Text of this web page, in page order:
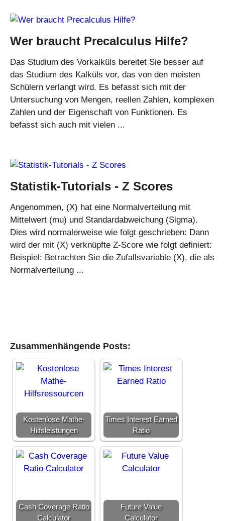
Wer braucht Precalculus Hilfe?
Das Studium des Vorkalküls bereitet Sie besser auf
das Studium des Kalküls vor, das von den meisten
Schülern verlangt wird. Es befasst sich mit der
Untersuchung von Mengen, reellen Zahlen, komplexen
Zahlen und der Eigenschaft von Funktionen. Es
befasst sich auch mit vielen ...
Statistik-Tutorials - Z Scores
Angenommen, (X) hat eine Normalverteilung mit
Mittelwert (mu) und Standardabweichung (Sigma).
Dies wird normalerweise wie folgt geschrieben: Dann
wird der mit (X) verknüpfte Z-Score wie folgt definiert:
Beispiel: Betrachten Sie die Zufallsvariable (X), die als
Normalverteilung ...
Zusammenhängende Posts:
Kostenlose Mathe-
Hilfsleistungen
Times Interest Earned
Ratio
Cash Coverage Ratio
Calculator
Future Value
Calculator